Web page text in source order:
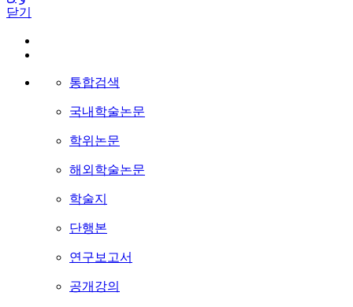
닫기
통합검색
국내학술논문
학위논문
해외학술논문
학술지
단행본
연구보고서
공개강의